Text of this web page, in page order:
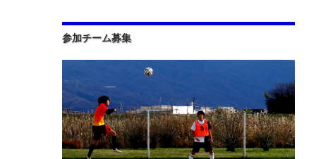
参加チーム募集